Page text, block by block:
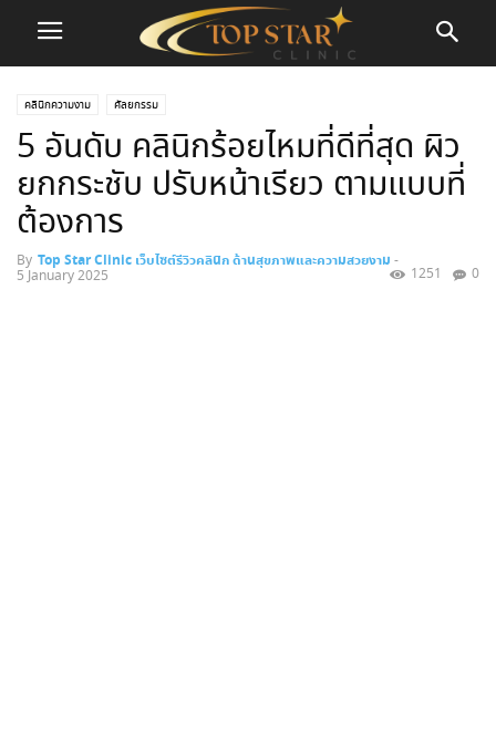
คลินิกความงาม ศัลยกรรม
5 อันดับ คลินิกร้อยไหมที่ดีที่สุด ผิว
ยกกระชับ ปรับหน้าเรียว ตามแบบที่
ต้องการ
By Top Star Clinic เว็บไซต์รีวิวคลินิก ด้านสุขภาพและความสวยงาม -
5 January 2025
0
1251